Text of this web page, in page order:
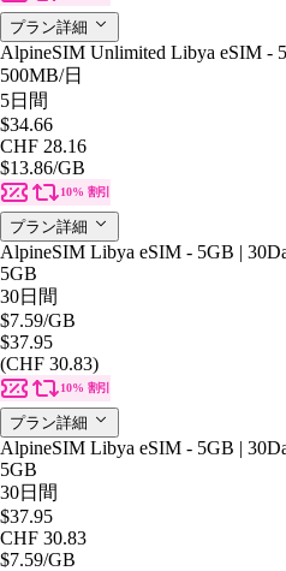
プラン詳細
AlpineSIM Unlimited Libya eSIM -
500MB/日
5日間
$34.66
CHF 28.16
$13.86/GB
10% 割引
プラン詳細
AlpineSIM Libya eSIM - 5GB |
5GB
30日間
$7.59/GB
$37.95
(CHF 30.83)
10% 割引
プラン詳細
AlpineSIM Libya eSIM - 5GB |
5GB
30日間
$37.95
CHF 30.83
$7.59/GB